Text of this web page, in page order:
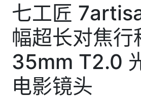
七工匠
幅超长对焦行
35mm T2.0
电影镜头